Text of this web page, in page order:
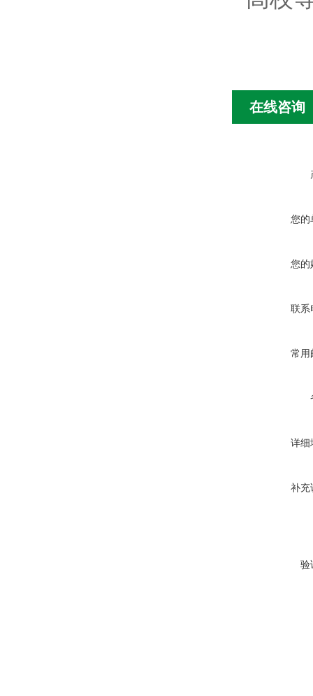
在线咨询
您的
您的
联系
常用
详细
补充
验